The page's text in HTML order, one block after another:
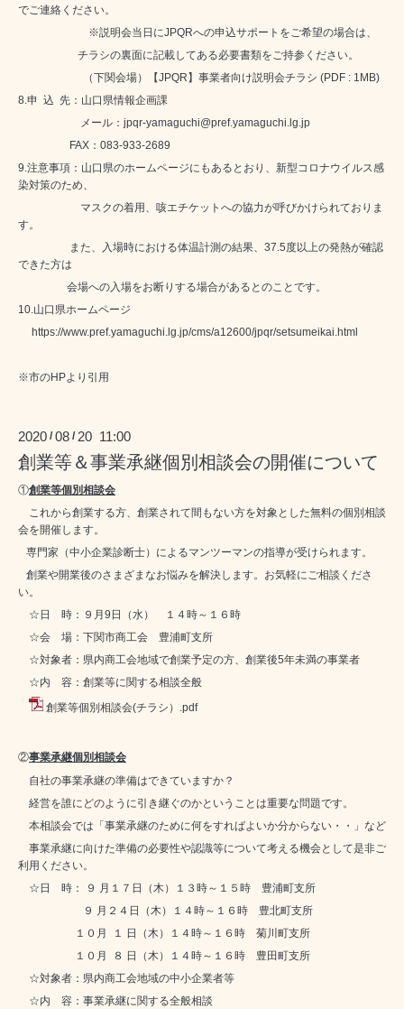
でご連絡ください。
※説明会当日にJPQRへの申込サポートをご希望の場合は、
チラシの裏面に記載してある必要書類をご持参ください。
（下関会場）【JPQR】事業者向け説明会チラシ (PDF : 1MB)
8.申 込 先： 山口県情報企画課
メール： jpqr-yamaguchi@pref.yamaguchi.lg.jp
FAX ： 083-933-2689
9.注意事項： 山口県のホームページにもあるとおり、新型コロナウイルス感
染対策のため、
マスクの着用、咳エチケットへの協力が呼びかけられておりま
す。
また、入場時における体温計測の結果、 37.5度以上の発熱が確認
できた方は
会場への入場をお断りする場合があるとのことです。
10. 山口県ホームページ
https://www.pref.yamaguchi.lg.jp/cms/a12600/jpqr/setsumeikai.html
※市のHPより引用
2020 /08 / 20 11:00
創業等＆事業承継個別相談会の開催について
①創業等個別相談会
これから創業する方、創業されて間もない方を対象とした無料の個別相談
会を開催します。
専門家（中小企業診断士）によるマンツーマンの指導が受けられます。
創業や開業後のさまざまなお悩みを解決します。お気軽にご相談くださ
い。
☆日 時：９月9日（水） １４時～１６時
☆会 場：下関市商工会 豊浦町支所
☆対象者：県内商工会地域で創業予定の方、創業後5年未満の事業者
☆内 容：創業等に関する相談全般
創業等個別相談会(チラシ）.pdf
②事業承継個別相談会
自社の事業承継の準備はできていますか？
経営を誰にどのように引き継ぐのかということは重要な問題です。
本相談会では「事業承継のために何をすればよいか分からない・・」など
事業承継に向けた準備の必要性や認識等について考える機会として是非ご
利用ください。
☆日 時： ９ 月１７日（木）１３時～１５時 豊浦町支所
９ 月２４日（木）１４時～１６時 豊北町支所
１０月 １ 日（木）１４時～１６時 菊川町支所
１０月 ８ 日（木）１４時～１６時 豊田町支所
☆対象者：県内商工会地域の中小企業者等
☆内 容：事業承継に関する全般相談